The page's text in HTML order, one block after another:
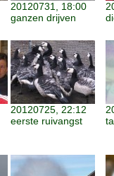
20120731, 18:00
ganzen drijven
20120725, 22:12
eerste ruivangst